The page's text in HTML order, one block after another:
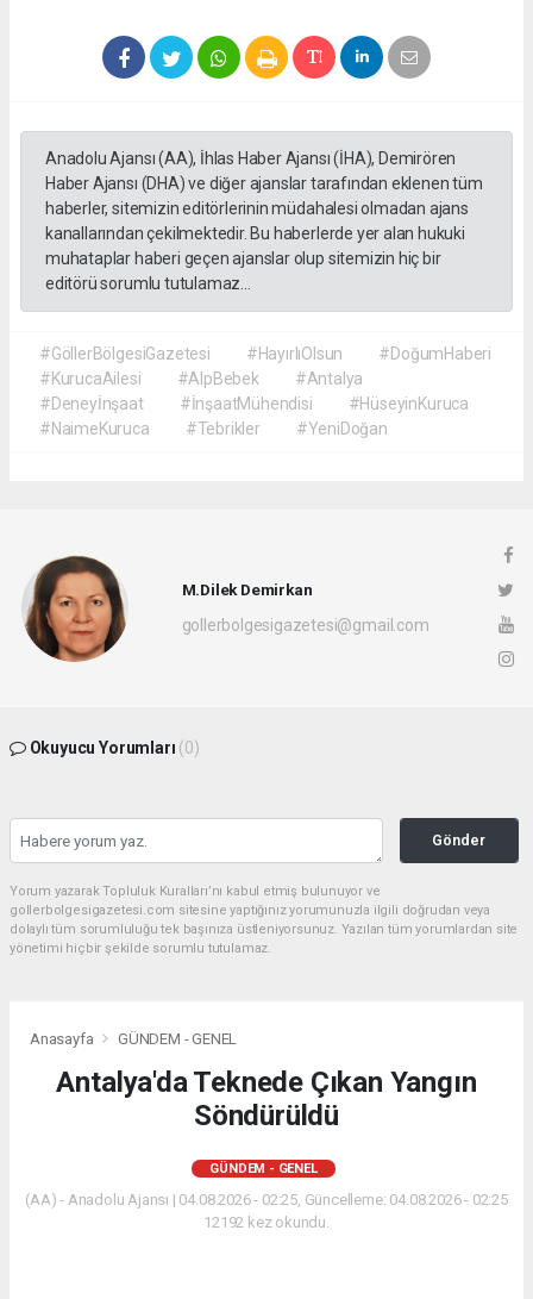
Anadolu Ajansı (AA), İhlas Haber Ajansı (İHA), Demirören
Haber Ajansı (DHA) ve diğer ajanslar tarafından eklenen tüm
haberler, sitemizin editörlerinin müdahalesi olmadan ajans
kanallarından çekilmektedir. Bu haberlerde yer alan hukuki
muhataplar haberi geçen ajanslar olup sitemizin hiç bir
editörü sorumlu tutulamaz...
#GöllerBölgesiGazetesi #HayırlıOlsun
#DoğumHaberi
#KurucaAilesi
#AlpBebek
#Antalya
#Deneyİnşaat
#İnşaatMühendisi
#HüseyinKuruca
#NaimeKuruca
#Tebrikler #YeniDoğan
M.Dilek Demirkan
gollerbolgesigazetesi@gmail.com
Okuyucu Yorumları (0)
Gönder
Yorum yazarak Topluluk Kuralları’nı kabul etmiş bulunuyor ve
gollerbolgesigazetesi.com sitesine yaptığınız yorumunuzla ilgili doğrudan veya
dolaylı tüm sorumluluğu tek başınıza üstleniyorsunuz. Yazılan tüm yorumlardan site
yönetimi hiçbir şekilde sorumlu tutulamaz.
Anasayfa GÜNDEM - GENEL
Antalya'da Teknede Çıkan Yangın
Söndürüldü
GÜNDEM - GENEL
(AA) - Anadolu Ajansı | 04.08.2026 - 02:25, Güncelleme: 04.08.2026 - 02:25
12192 kez okundu.